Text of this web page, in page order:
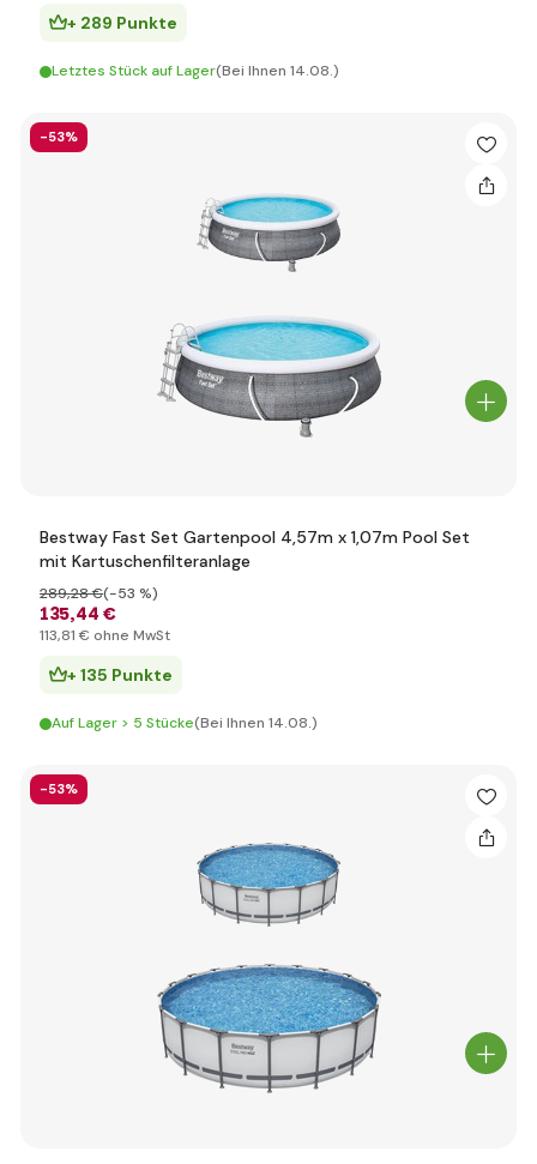
+ 289 Punkte
Letztes Stück auf Lager(Bei Ihnen 14.08.)
-53%
Bestway Fast Set Gartenpool 4,57m x 1,07m Pool Set
mit Kartuschenfilteranlage
135,44 €
289,28 €(-53 %)
113,81 € ohne MwSt
+ 135 Punkte
Auf Lager > 5 Stücke(Bei Ihnen 14.08.)
-53%